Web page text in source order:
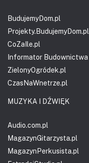
BudujemyDom.pl
Projekty.BudujemyDom.pl
CoZaIle.pl
Informator Budownictwa
ZielonyOgródek.pl
CzasNaWnetrze.pl
MUZYKA I DŹWIĘK
Audio.com.pl
MagazynGitarzysta.pl
MagazynPerkusista.pl